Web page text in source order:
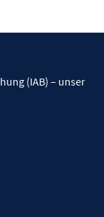
öffnen
(IAB) – unser